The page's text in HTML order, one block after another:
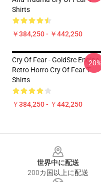
Shirts
￥384,250 - ￥442,250
Cry Of Fear - GoldSrc Engine
Retro Horro Cry Of Fear T-
Shirts
￥384,250 - ￥442,250
-20%
世界中に配送
200カ国以上に配送